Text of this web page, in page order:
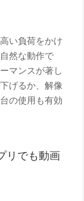
い負荷をかけ
然な動作で
マンスが著し
げるか、解像
の使用も有効
リでも動画